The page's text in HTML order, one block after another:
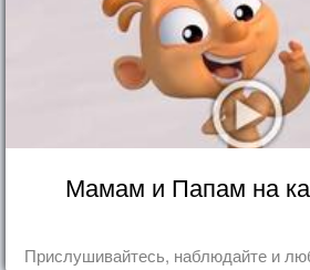
Мамам и Папам на
Прислушивайтесь, наблюдайте и